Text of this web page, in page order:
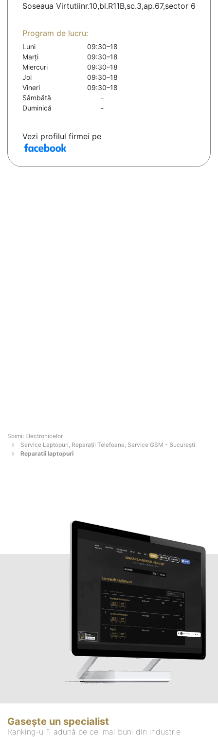
Soseaua Virtutiinr.10,bl.R11B,sc.3,ap.67,sector 6
Program de lucru:
Luni
09:30–18
Marți
09:30–18
Miercuri
09:30–18
Joi
09:30–18
Vineri
09:30–18
Sâmbătă
-
Duminică
-
Vezi profilul firmei pe
Șoimii Electronicelor
Service Laptopuri, Reparații Telefoane, Service GSM - Bucureşti
Reparatii laptopuri
Gasește un specialist
Ranking-ul îi adună pe cei mai buni din industrie